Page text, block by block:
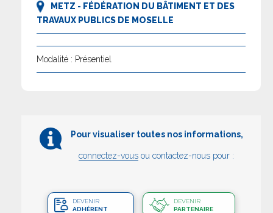
METZ - FÉDÉRATION DU BÂTIMENT ET DES
TRAVAUX PUBLICS DE MOSELLE
Modalité : Présentiel
Pour visualiser toutes nos informations,
connectez-vous ou contactez-nous pour :
DEVENIR
ADHÉRENT
DEVENIR
PARTENAIRE